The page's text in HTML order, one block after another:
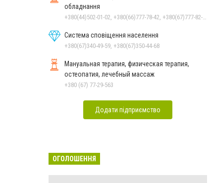
обладнання
Система сповіщення населення
+380(67)340-49-59, +380(67)350-44-68
Мануальная терапия, физическая терапия,
остеопатия, лечебный массаж
+380 (67) 77-29-563
Додати підприємство
ОГОЛОШЕННЯ